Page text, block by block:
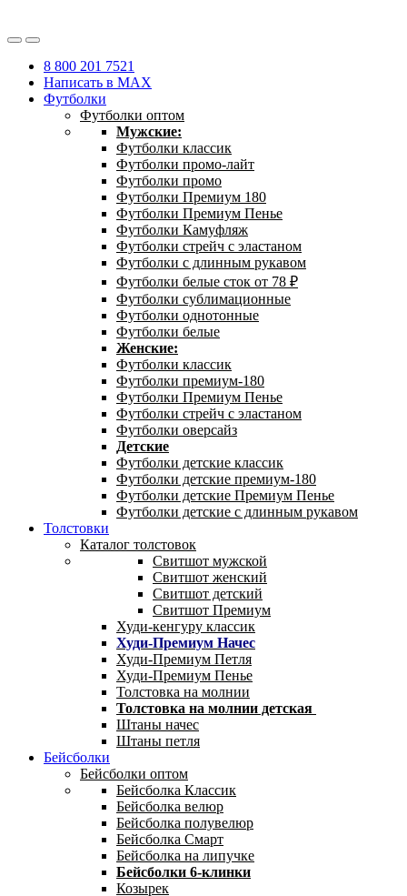
8 800 201 7521
Написать в MAX
Футболки
Футболки оптом
Мужские:
Футболки классик
Футболки промо-лайт
Футболки промо
Футболки Премиум 180
Футболки Премиум Пенье
Футболки Камуфляж
Футболки стрейч с эластаном
Футболки с длинным рукавом
Футболки белые сток от 78 ₽
Футболки сублимационные
Футболки однотонные
Футболки белые
Женские:
Футболки классик
Футболки премиум-180
Футболки Премиум Пенье
Футболки стрейч с эластаном
Футболки оверсайз
Детские
Футболки детские классик
Футболки детские премиум-180
Футболки детские Премиум Пенье
Футболки детские с длинным рукавом
Толстовки
Каталог толстовок
Свитшот мужской
Свитшот женский
Свитшот детский
Свитшот Премиум
Худи-кенгуру классик
Худи-Премиум Начес
Худи-Премиум Петля
Худи-Премиум Пенье
Толстовка на молнии
Толстовка на молнии детская
Штаны начес
Штаны петля
Бейсболки
Бейсболки оптом
Бейсболка Классик
Бейсболка велюр
Бейсболка полувелюр
Бейсболка Смарт
Бейсболка на липучке
Бейсболки 6-клинки
Козырек